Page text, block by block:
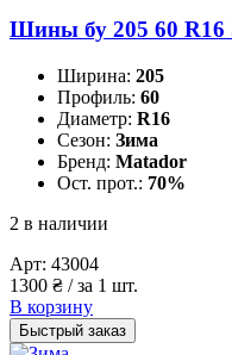
Шины бу 205 60 R16
Ширина: 205
Профиль: 60
Диаметр: R16
Сезон: Зима
Бренд: Matador
Ост. прот.: 70%
2 в наличии
Арт: 43004
1300 ₴ / за 1 шт.
В корзину
Быстрый заказ